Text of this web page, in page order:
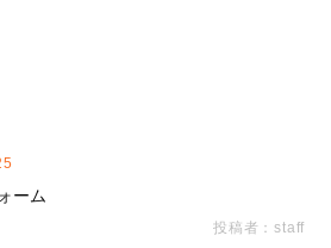
ーム
投稿者：staff